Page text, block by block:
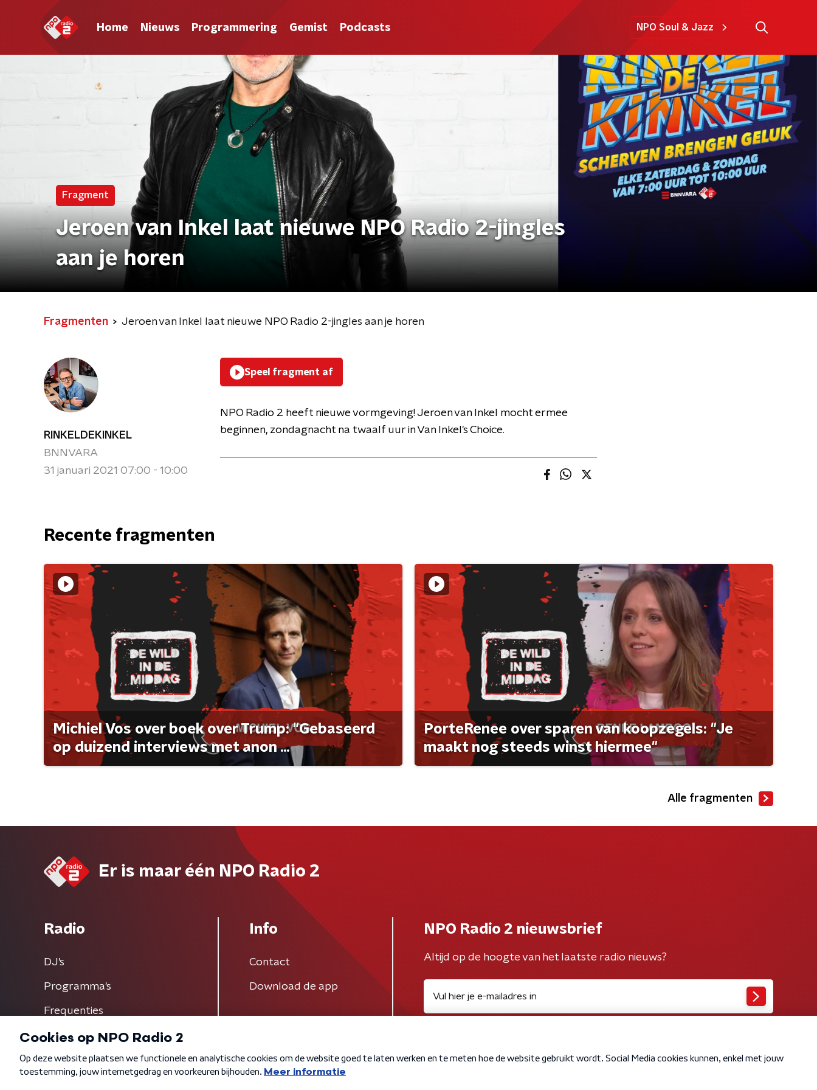
Home Nieuws Programmering Gemist Podcasts NPO Soul & Jazz
Fragment
Jeroen van Inkel laat nieuwe NPO Radio 2-jingles
aan je horen
Fragmenten Jeroen van Inkel laat nieuwe NPO Radio 2-jingles aan je horen
RINKELDEKINKEL
BNNVARA
31 januari 2021 07:00 - 10:00
Speel fragment af
NPO Radio 2 heeft nieuwe vormgeving! Jeroen van Inkel mocht ermee
beginnen, zondagnacht na twaalf uur in Van Inkel's Choice.
Recente fragmenten
Michiel Vos over boek over Trump: "Gebaseerd
op duizend interviews met anon ...
PorteRenee over sparen van koopzegels: "Je
maakt nog steeds winst hiermee"
Alle fragmenten
Er is maar één NPO Radio 2
Radio
DJ’s
Programma's
Frequenties
Info
Contact
Download de app
NPO Radio 2 nieuwsbrief
Altijd op de hoogte van het laatste radio nieuws?
Algemene voorwaarden Privacybeleid